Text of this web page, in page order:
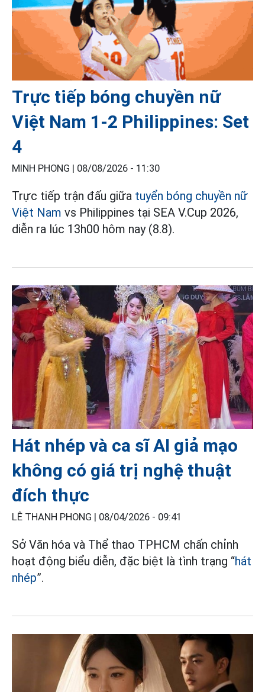
Trực tiếp bóng chuyền nữ
Việt Nam 1-2 Philippines: Set
4
MINH PHONG | 08/08/2026 - 11:30
Trực tiếp trận đấu giữa tuyển bóng chuyền nữ
Việt Nam vs Philippines tại SEA V.Cup 2026,
diễn ra lúc 13h00 hôm nay (8.8).
Hát nhép và ca sĩ AI giả mạo
không có giá trị nghệ thuật
đích thực
LÊ THANH PHONG | 08/04/2026 - 09:41
Sở Văn hóa và Thể thao TPHCM chấn chỉnh
hoạt động biểu diễn, đặc biệt là tình trạng “hát
nhép”.